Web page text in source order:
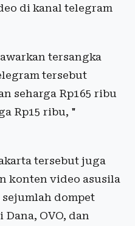
di kanal telegram
tersangka
tersebut
seharga Rp165 ribu
Rp15 ribu, "
tersebut juga
konten video asusila
dompet
OVO, dan